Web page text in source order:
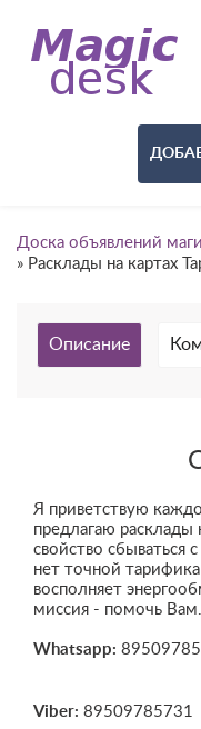
Доска объявлений
» Расклады на картах
Описание
Я приветствую
предлагаю
свойство сбываться
нет точной
восполняет
миссия - помочь Вам.
Whatsapp:
Viber: 89509785731